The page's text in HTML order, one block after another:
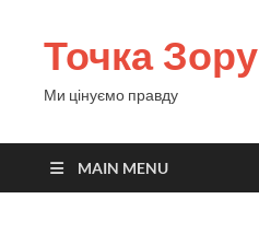
Точка Зору
Ми цінуємо правду
MAIN MENU